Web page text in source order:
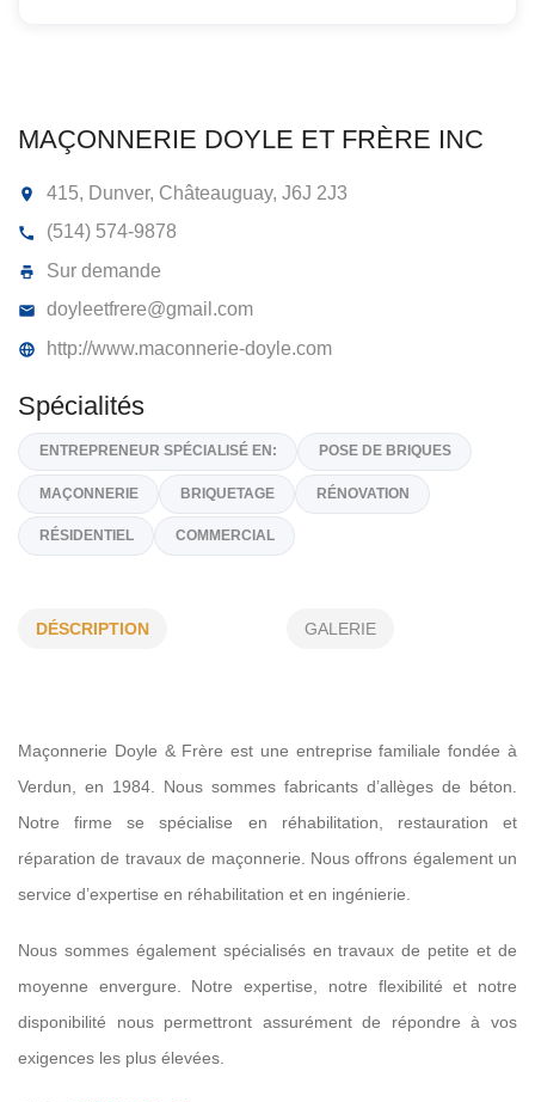
MAÇONNERIE DOYLE ET FRÈRE INC
(514) 574-9878
Sur demande
doyleetfrere@gmail.com
http://www.maconnerie-doyle.com
RÉSIDENTIEL COMMERCIAL
DÉSCRIPTION GALERIE
Maçonnerie Doyle & Frère est une entreprise familiale fondée à
Verdun, en 1984. Nous sommes fabricants d’allèges de béton.
Notre firme se spécialise en réhabilitation, restauration et
réparation de travaux de maçonnerie. Nous offrons également un
service d’expertise en réhabilitation et en ingénierie.
Nous sommes également spécialisés en travaux de petite et de
moyenne envergure. Notre expertise, notre flexibilité et notre
disponibilité nous permettront assurément de répondre à vos
exigences les plus élevées.